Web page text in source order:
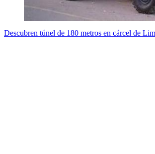
Descubren túnel de 180 metros en cárcel de